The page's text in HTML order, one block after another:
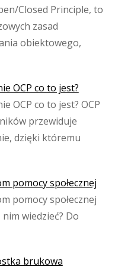
Closed Principle, to
zasad
obiektowego,
OCP co to jest?
OCP co to jest? OCP
przewiduje
dzięki któremu
pomocy społecznej
pomocy społecznej
wiedzieć? Do
brukowa